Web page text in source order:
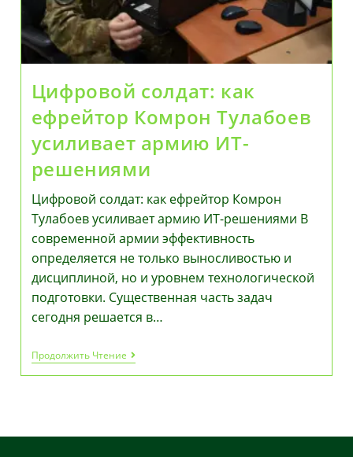
Цифровой солдат: как
ефрейтор Комрон Тулабоев
усиливает армию ИТ-
решениями
Цифровой солдат: как ефрейтор Комрон
Тулабоев усиливает армию ИТ-решениями В
современной армии эффективность
определяется не только выносливостью и
дисциплиной, но и уровнем технологической
подготовки. Существенная часть задач
сегодня решается в…
Продолжить ЧтениеЦифровой
Солдат:
Как